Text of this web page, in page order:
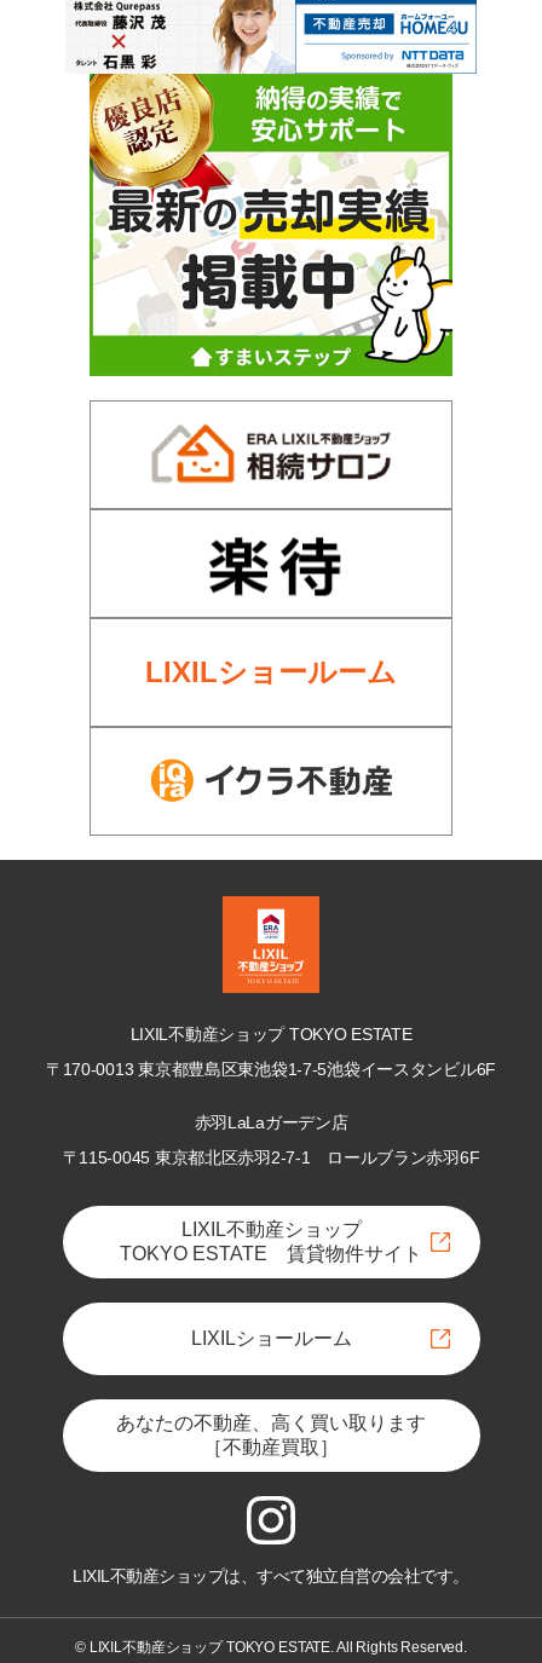
LIXILショールーム
LIXIL不動産ショップ TOKYO ESTATE
〒170-0013 東京都豊島区東池袋1-7-5池袋イースタンビル6F
赤羽LaLaガーデン店
〒115-0045 東京都北区赤羽2-7-1
ロールブラン赤羽6F
LIXIL不動産ショップ
TOKYO ESTATE 賃貸物件サイト
LIXILショールーム
あなたの不動産、高く買い取ります
［不動産買取］
LIXIL不動産ショップは、すべて独立自営の会社です。
© LIXIL不動産ショップ TOKYO ESTATE. All Rights Reserved.